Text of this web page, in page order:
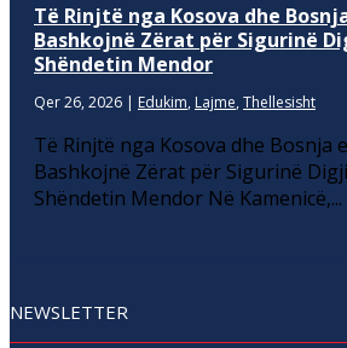
Të Rinjtë nga Kosova dhe
Bashkojnë Zërat për Sigurinë
Shëndetin Mendor
Qer 26, 2026 | Edukim, Lajme, Thellesisht
Të Rinjtë nga Kosova dhe Bosnja
Bashkojnë Zërat për Sigurinë
Shëndetin Mendor Në Kamenicë,...
NEWSLETTER